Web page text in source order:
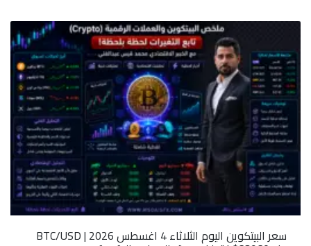
سعر البيتكوين اليوم الثلاثاء 4 اغسطس 2026 | BTC/USD